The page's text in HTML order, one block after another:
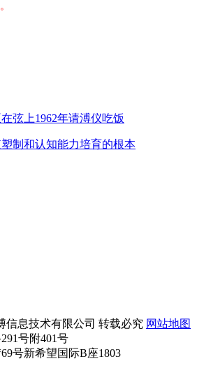
弦上1962年请溥仪吃饭
制和认知能力培育的根本
信息技术有限公司 转载必究 网站地图
号附401号
号新希望国际B座1803